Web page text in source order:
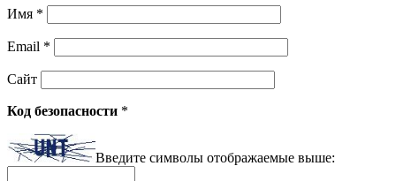
Имя *
Email *
Сайт
Код безопасности *
Введите символы отображаемые выше: